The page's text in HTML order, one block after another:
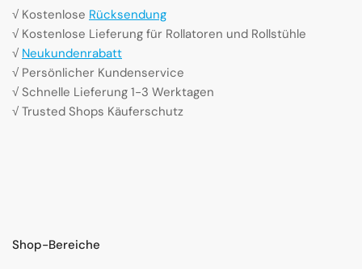
√ Kostenlose Rücksendung
√ Kostenlose Lieferung für Rollatoren und Rollstühle
√ Neukundenrabatt
√ Persönlicher Kundenservice
√ Schnelle Lieferung 1-3 Werktagen
√ Trusted Shops Käuferschutz
Shop-Bereiche